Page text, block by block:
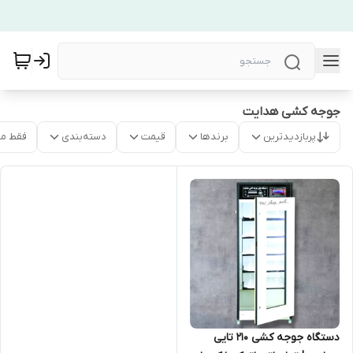
جوجه کشی هدایت
پربازدیدترین برندها قیمت دسته‌بندی فقط
دستگاه جوجه کشی ۲۱۰ تایی